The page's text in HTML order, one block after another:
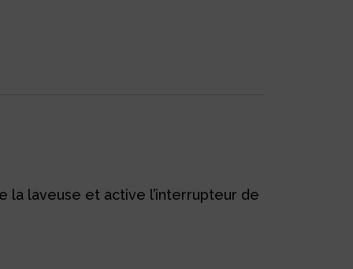
laveuse et active l’interrupteur de